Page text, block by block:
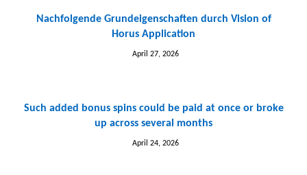
Nachfolgende Grundeigenschaften durch Vision of
Horus Application
April 27, 2026
Such added bonus spins could be paid at once or broke
up across several months
April 24, 2026